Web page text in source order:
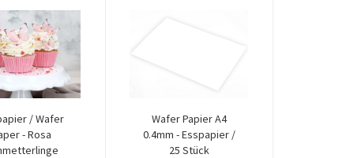
/ Wafer
- Rosa
Wafer Papier A4
0.4mm - Esspapier /
25 Stück